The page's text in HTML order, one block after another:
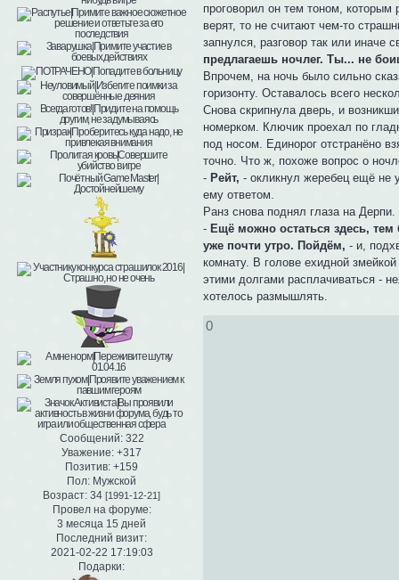
Сообщений:322
Уважение: +317
Позитив: +159
Пол: Мужской
Возраст: 34 [1991-12-21]
Провел на форуме:
3 месяца 15 дней
Последний визит:
2021-02-22 17:19:03
Подарки:
проговорил он тем тоном, которым
верят, то не считают чем-то
запнулся, разговор так или иначе
предлагаешь ночлег. Ты... не
Впрочем, на ночь было сильно
горизонту. Оставалось всего
Снова скрипнула дверь, и
номерком. Ключик проехал по
под носом. Единорог отстранёно
точно. Что ж, похоже вопрос о
- Рейт, - окликнул жеребец ещё не
ему ответом.
Ранз снова поднял глаза на Дерпи.
- Ещё можно остаться здесь,
уже почти утро. Пойдём, - и,
комнату. В голове ехидной
этими долгами расплачиваться -
хотелось размышлять.
0